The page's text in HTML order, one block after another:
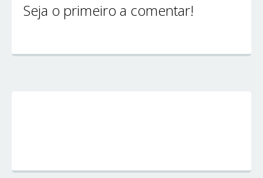
Seja o primeiro a comentar!